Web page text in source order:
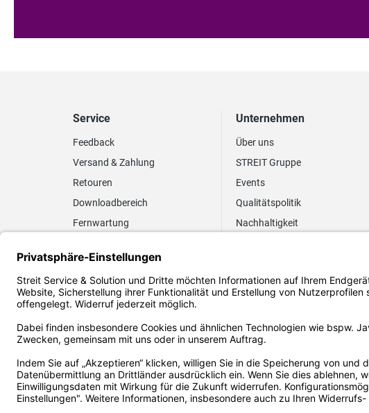
Service
Feedback
Versand & Zahlung
Retouren
Downloadbereich
Fernwartung
Elektronischer
Rechnungsversand
FAQ EUDR
Unternehmen
Über uns
STREIT Gruppe
Events
Qualitätspolitik
Nachhaltigkeit